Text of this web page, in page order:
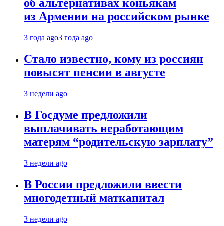
об альтернативах коньякам
из Армении на российском рынке
3 года ago3 года ago
Стало известно, кому из россиян
повысят пенсии в августе
3 недели ago
В Госдуме предложили
выплачивать неработающим
матерям “родительскую зарплату”
3 недели ago
В России предложили ввести
многодетный маткапитал
3 недели ago